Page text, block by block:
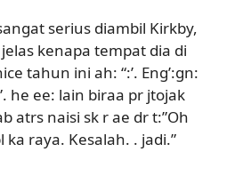
serius diambil Kirkby,
kenapa tempat dia di
tahun ini ah: “:’. Eng’:gn:
he ee: lain biraa pr jtojak
atrs naisi sk r ae dr t:”Oh
ka raya. Kesalah. . jadi.”